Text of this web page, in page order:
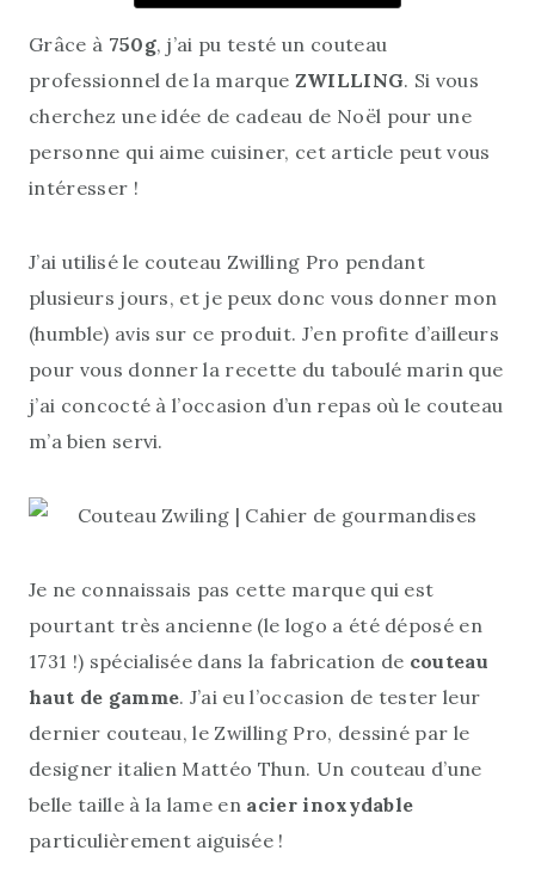
Grâce à 750g, j’ai pu testé un couteau
professionnel de la marque ZWILLING. Si vous
cherchez une idée de cadeau de Noël pour une
personne qui aime cuisiner, cet article peut vous
intéresser !
J’ai utilisé le couteau Zwilling Pro pendant
plusieurs jours, et je peux donc vous donner mon
(humble) avis sur ce produit. J’en profite d’ailleurs
pour vous donner la recette du taboulé marin que
j’ai concocté à l’occasion d’un repas où le couteau
m’a bien servi.
Je ne connaissais pas cette marque qui est
pourtant très ancienne (le logo a été déposé en
1731 !) spécialisée dans la fabrication de couteau
haut de gamme. J’ai eu l’occasion de tester leur
dernier couteau, le Zwilling Pro, dessiné par le
designer italien Mattéo Thun. Un couteau d’une
belle taille à la lame en acier inoxydable
particulièrement aiguisée !